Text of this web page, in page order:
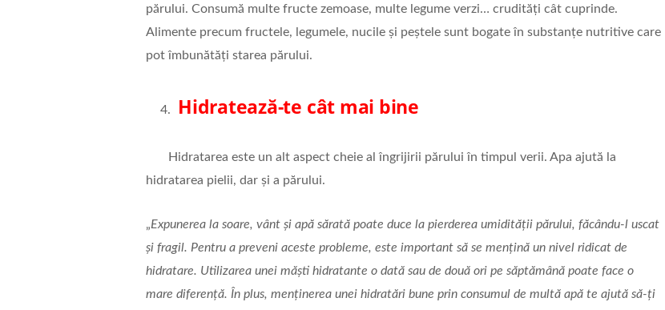
părului. Consumă multe fructe zemoase, multe legume verzi… crudități cât cuprinde.
Alimente precum fructele, legumele, nucile și peștele sunt bogate în substanțe nutritive care
pot îmbunătăți starea părului.
Hidratează-te cât mai bine
Hidratarea este un alt aspect cheie al îngrijirii părului în timpul verii. Apa ajută la
hidratarea pielii, dar și a părului.
„Expunerea la soare, vânt și apă sărată poate duce la pierderea umidității părului, făcându-l uscat
și fragil. Pentru a preveni aceste probleme, este important să se mențină un nivel ridicat de
hidratare. Utilizarea unei măști hidratante o dată sau de două ori pe săptămână poate face o
mare diferență. În plus, menținerea unei hidratări bune prin consumul de multă apă te ajută să-ți